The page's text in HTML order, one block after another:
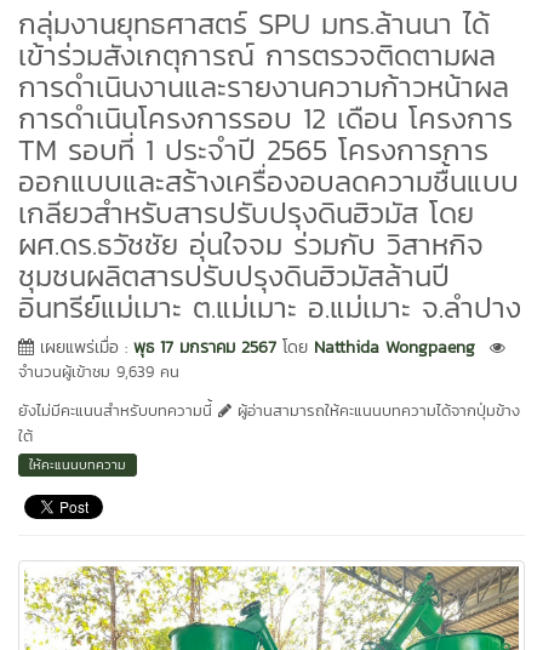
กลุ่มงานยุทธศาสตร์ SPU มทร.ล้านนา ได้
เข้าร่วมสังเกตุการณ์ การตรวจติดตามผล
การดำเนินงานและรายงานความก้าวหน้าผล
การดำเนินโครงการรอบ 12 เดือน โครงการ
TM รอบที่ 1 ประจำปี 2565 โครงการการ
ออกแบบและสร้างเครื่องอบลดความชื้นแบบ
เกลียวสำหรับสารปรับปรุงดินฮิวมัส โดย
ผศ.ดร.ธวัชชัย อุ่นใจจม ร่วมกับ วิสาหกิจ
ชุมชนผลิตสารปรับปรุงดินฮิวมัสล้านปี
อินทรีย์แม่เมาะ ต.แม่เมาะ อ.แม่เมาะ จ.ลำปาง
เผยแพร่เมื่อ : พุธ 17 มกราคม 2567 โดย Natthida Wongpaeng
จำนวนผู้เข้าชม 9,639 คน
ยังไม่มีคะแนนสำหรับบทความนี้
ผู้อ่านสามารถให้คะแนนบทความได้จากปุ่มข้าง
ใต้
ให้คะแนนบทความ